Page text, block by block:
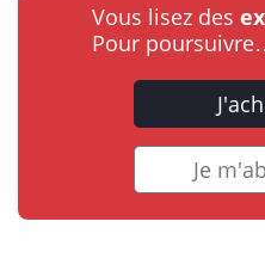
Vous lisez des
Pour
Je